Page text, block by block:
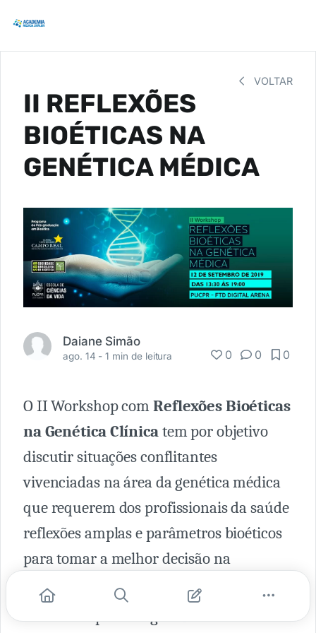
VOLTAR
II REFLEXÕES
BIOÉTICAS NA
GENÉTICA MÉDICA
Daiane Simão
ago. 14 -1 min de leitura 0 0 0
O II Workshop comReflexões Bioéticas
na Genética Clínicatem por objetivo
discutir situações conflitantes
vivenciadas na área da genética médica
que requerem dos profissionais da saúde
reflexões amplas e parâmetros bioéticos
para tomar a melhor decisão na
resolução destes conflitos.
O Workshop está organizado de forma